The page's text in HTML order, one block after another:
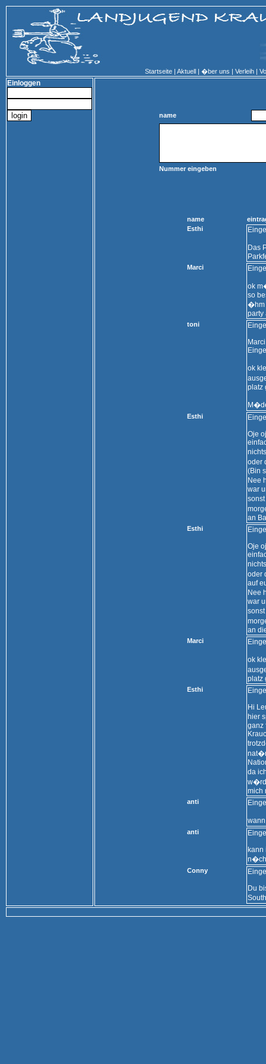
Startseite | Aktuell | �ber uns | Verleih |
Einloggen
name
Nummer eingeben
name
Esthi
Das
Marci
ok
so
�hm
party
toni
Marci
ok
platz
Esthi
Oje
oder
(Bin
Nee
war
an
Esthi
Oje
oder
auf
Nee
war
an
Marci
ok
platz
Esthi
Hi
hier
ganz
da
w�rd
mich
anti
anti
kann
Conny
Du